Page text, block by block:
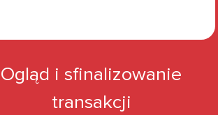
Ogląd i sfinalizowanie
transakcji